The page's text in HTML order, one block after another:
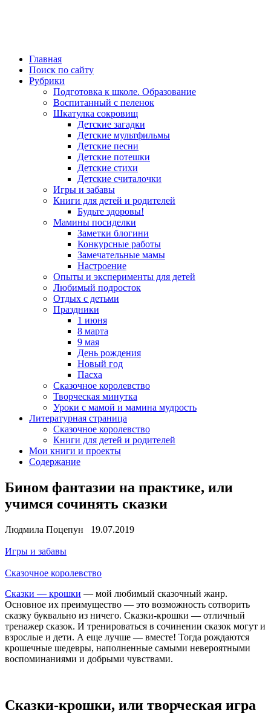
Главная
Поиск по сайту
Рубрики
Подготовка к школе. Образование
Воспитанный с пеленок
Шкатулка сокровищ
Детские загадки
Детские мультфильмы
Детские песни
Детские потешки
Детские стихи
Детские считалочки
Игры и забавы
Книги для детей и родителей
Будьте здоровы!
Мамины посиделки
Заметки блогини
Конкурсные работы
Замечательные мамы
Настроение
Опыты и эксперименты для детей
Любимый подросток
Отдых с детьми
Праздники
1 июня
8 марта
9 мая
День рождения
Новый год
Пасха
Сказочное королевство
Творческая минутка
Уроки с мамой и мамина мудрость
Литературная страница
Сказочное королевство
Книги для детей и родителей
Мои книги и проекты
Содержание
Бином фантазии на практике, или
учимся сочинять сказки
Людмила Поцепун 19.07.2019
Игры и забавы
Сказочное королевство
Сказки — крошки — мой любимый сказочный жанр.
Основное их преимущество — это возможность сотворить
сказку буквально из ничего. Сказки-крошки — отличный
тренажер сказок. И тренироваться в сочинении сказок могут и
взрослые и дети. А еще лучше — вместе! Тогда рождаются
крошечные шедевры, наполненные самыми невероятными
воспоминаниями и добрыми чувствами.
Сказки-крошки, или творческая игра